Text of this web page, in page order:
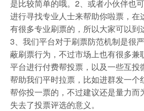
是比较简单的哦。2、或者小伙伴也
进行寻找专业人士来帮助你啦票，在
有很多专业刷票的，所以大家可以到
3、我们平台对于刷票防范机制是很
蔽刷票行为，不过市场上也有很多兼
平台进行付费帮投票，以及一些互投
帮助我们平时拉票，比如进群发一个
帮你投一票的，不过建议还是量力而
失去了投票评选的意义。